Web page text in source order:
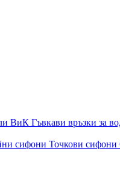
ВиК Гъвкави връзки за
сифони Точкови сифони